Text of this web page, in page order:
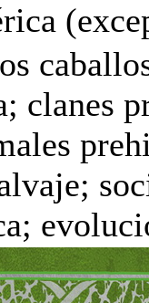
clanes